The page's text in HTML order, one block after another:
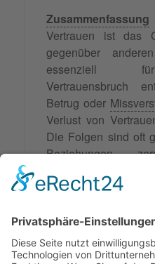
Zusammenfassung
Vertrauen ist das
gegenüber
essenziell
Vertrauensbruch
Betrug oder
Verlust von
Die Folgen sind oft
Beziehungen
Situation
wieder aufzubauen,
erfordert.
Hilfe notwendig sein.